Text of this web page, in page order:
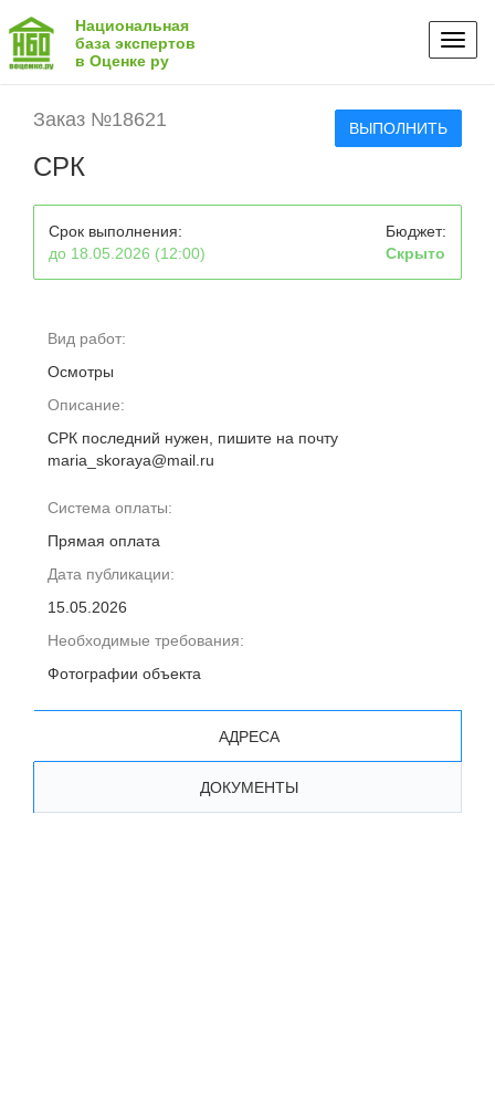
Национальная
база экспертов
в Оценке ру
Заказ №18621 ВЫПОЛНИТЬ
СРК
Срок выполнения:
до 18.05.2026 (12:00)
Бюджет:
Скрыто
Вид работ:
Осмотры
Описание:
СРК последний нужен, пишите на почту
maria_skoraya@mail.ru
Система оплаты:
Прямая оплата
Дата публикации:
15.05.2026
Необходимые требования:
Фотографии объекта
АДРЕСА
ДОКУМЕНТЫ